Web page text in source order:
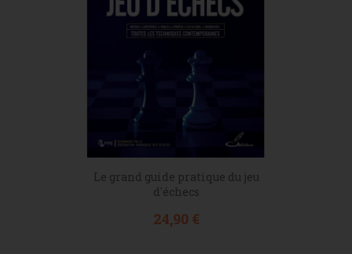
Le grand guide pratique du jeu
d'échecs
Prix
24,90 €